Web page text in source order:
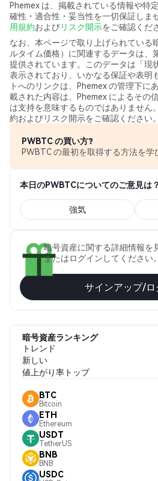
Phemex は、掲載されている情報や特
確性・適合性・妥当性を一切保証しま
用規約およびリスク開示をご確認くだ
なお、本ページで取り上げられている
ルタイム価格）に関連するデータは、
提供されています。このデータは「現
表示されており、いかなる保証や表明
トへのリンクは、Phemex の管理下に
載された内容は、Phemex によるその
は支持を意味するものではありません
約およびリスク開示をご確認ください。
PWBTC の買い方?
PWBTC の最初を取得する方法を学
本日のPWBTCについてのご意見は？
強気
暗号資産に関する詳細情報を
またはログインしてください。
サインアップ/ロ
暗号資産ランキング
トレンド
新しい
値上がり率トップ
BTC
Bitcoin
ETH
Ethereum
USDT
TetherUS
BNB
BNB
USDC